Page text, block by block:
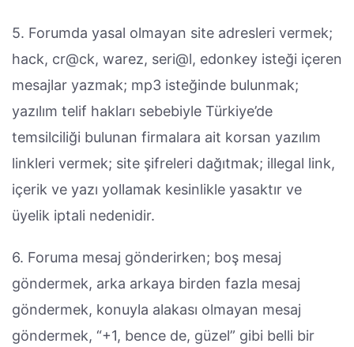
5. Forumda yasal olmayan site adresleri vermek;
hack, cr@ck, warez, seri@l, edonkey isteği içeren
mesajlar yazmak; mp3 isteğinde bulunmak;
yazılım telif hakları sebebiyle Türkiye’de
temsilciliği bulunan firmalara ait korsan yazılım
linkleri vermek; site şifreleri dağıtmak; illegal link,
içerik ve yazı yollamak kesinlikle yasaktır ve
üyelik iptali nedenidir.
6. Foruma mesaj gönderirken; boş mesaj
göndermek, arka arkaya birden fazla mesaj
göndermek, konuyla alakası olmayan mesaj
göndermek, “+1, bence de, güzel” gibi belli bir